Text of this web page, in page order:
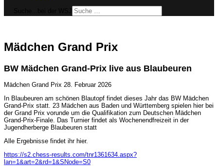
Mädchen Grand Prix
BW Mädchen Grand-Prix live aus Blaubeuren
Mädchen Grand Prix 28. Februar 2026
In Blaubeuren am schönen Blautopf findet dieses Jahr das BW Mädchen
Grand-Prix statt. 23 Mädchen aus Baden und Württemberg spielen hier bei
der Grand Prix vorunde um die Qualifikation zum Deutschen Mädchen
Grand-Prix-Finale. Das Turnier findet als Wochenendfreizeit in der
Jugendherberge Blaubeuren statt
Alle Ergebnisse findet ihr hier.
https://s2.chess-results.com/tnr1361634.aspx?
lan=1&art=2&rd=1&SNode=S0